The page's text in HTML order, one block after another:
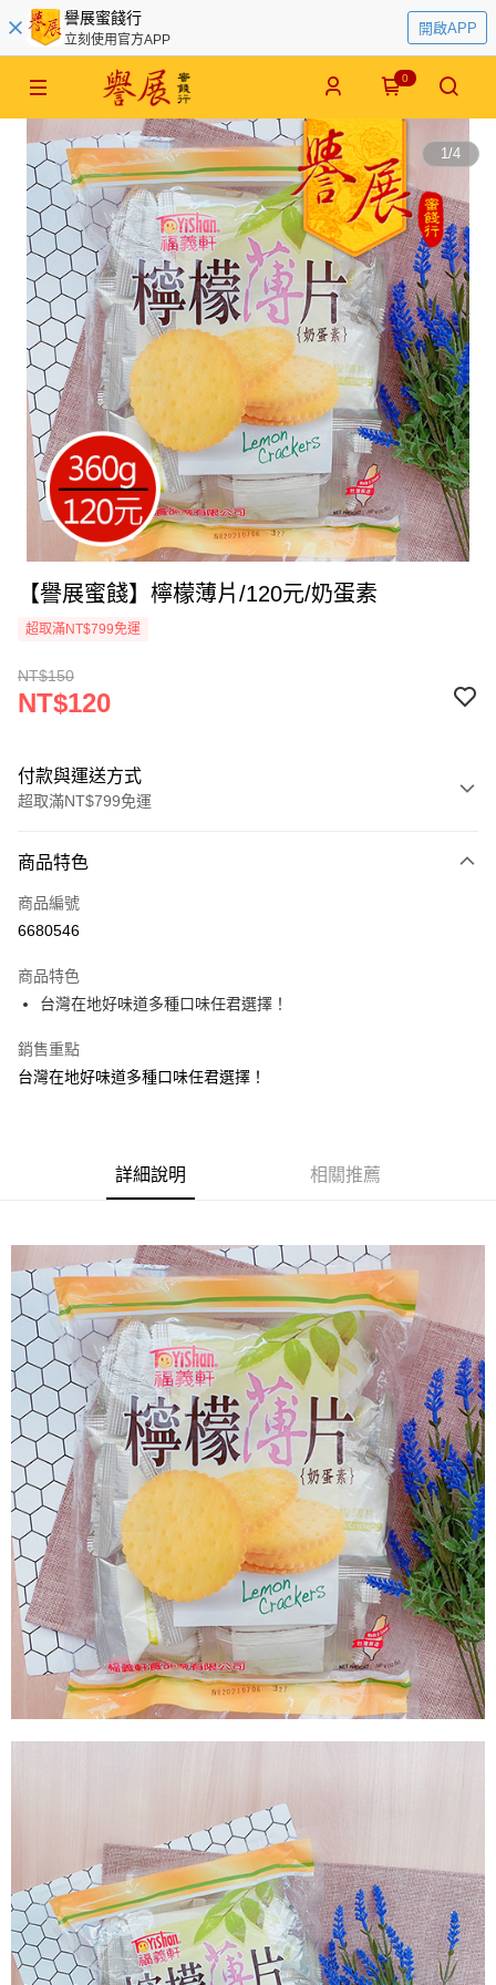
譽展蜜餞行
立刻使用官方APP
開啟APP
0
1/4
【譽展蜜餞】檸檬薄片/120元/奶蛋素
超取滿NT$799免運
NT$150
NT$120
付款與運送方式
超取滿NT$799免運
信用卡一次付款
超商取貨付款
Apple Pay
街口支付
悠遊付
全家取貨付款
每筆NT$60，滿NT$799(含以上)免運費
付款後全家取貨
每筆NT$60，滿NT$799(含以上)免運費
7-11取貨付款
每筆NT$60，滿NT$799(含以上)免運費
付款後7-11取貨
每筆NT$60，滿NT$799(含以上)免運費
宅配到家
每筆NT$150，滿NT$1,399(含以上)免運費
澎湖金門馬祖宅配到家
每筆NT$250
付款後門市自取
商品特色
商品編號
6680546
商品特色
台灣在地好味道多種口味任君選擇！
銷售重點
台灣在地好味道多種口味任君選擇！
詳細說明 相關推薦